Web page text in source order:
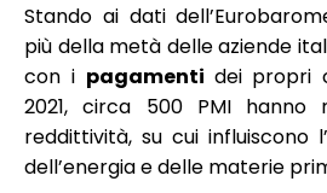
Stando ai dati
più della metà delle aziende
con i pagamenti dei propri
2021, circa 500 PMI
reddittività, su cui influiscono
dell’energia e delle materie